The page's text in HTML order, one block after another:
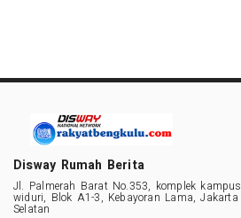
Disway Rumah Berita
Jl. Palmerah Barat No.353, komplek kampus
widuri, Blok A1-3, Kebayoran Lama, Jakarta
Selatan